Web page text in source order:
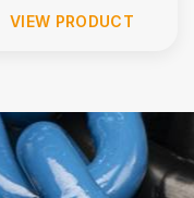
VIEW PRODUCT